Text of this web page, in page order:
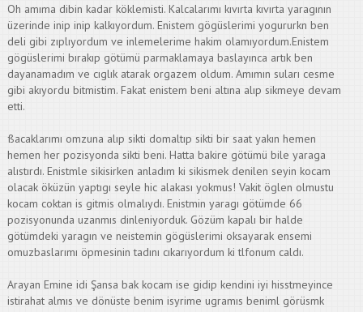
Oh amıma dibin kadar köklemisti. Kalcalarımı kıvırta kıvırta yaragının
üzerinde inip inip kalkıyordum. Enistem gögüslerimi yogururkn ben
deli gibi zıplıyordum ve inlemelerime hakim olamıyordum.Enistem
gögüslerimi bırakıp götümü parmaklamaya baslayınca artık ben
dayanamadım ve cıglık atarak orgazem oldum. Amımın suları cesme
gibi akıyordu bitmistim. Fakat enistem beni altına alıp sikmeye devam
etti.
ßacaklarımı omzuna alıp sikti domaltıp sikti bir saat yakın hemen
hemen her pozisyonda sikti beni. Hatta bakire götümü bile yaraga
alıstırdı. Enistmle sikisirken anladım ki sikismek denilen seyin kocam
olacak öküzün yaptıgı seyle hic alakası yokmus! Vakit öglen olmustu
kocam coktan is gitmis olmalıydı. Enistmin yaragı götümde 66
pozisyonunda uzanmıs dinleniyorduk. Gözüm kapalı bir halde
götümdeki yaragın ve neistemin gögüslerimi oksayarak ensemi
omuzbaslarımı öpmesinin tadını cıkarıyordum ki tlfonum caldı.
Arayan Emine idi Şansa bak kocam ise gidip kendini iyi hisstmeyince
istirahat almıs ve dönüste benim isyrime ugramıs beniml görüsmk